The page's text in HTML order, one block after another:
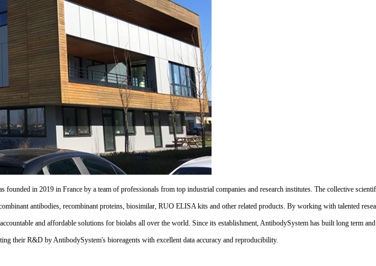
in 2019 in France by a team of professionals from top industrial companies and research institutes. The collective
antibodies, recombinant proteins, biosimilar, RUO ELISA kits and other related products. By working with talented
and affordable solutions for biolabs all over the world. Since its establishment, AntibodySystem has built long term
their R&D by AntibodySystem's bioreagents with excellent data accuracy and reproducibility.